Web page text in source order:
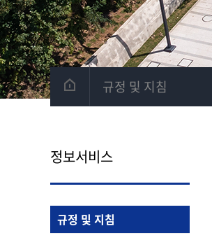
규정 및 지침
정보서비스
규정 및 지침